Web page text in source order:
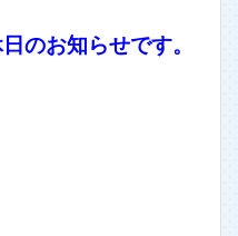
のお知らせです。